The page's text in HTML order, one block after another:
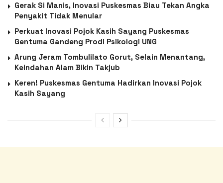
Gerak Si Manis, Inovasi Puskesmas Biau Tekan Angka
Penyakit Tidak Menular
Perkuat Inovasi Pojok Kasih Sayang Puskesmas
Gentuma Gandeng Prodi Psikologi UNG
Arung Jeram Tombulilato Gorut, Selain Menantang,
Keindahan Alam Bikin Takjub
Keren! Puskesmas Gentuma Hadirkan Inovasi Pojok
Kasih Sayang